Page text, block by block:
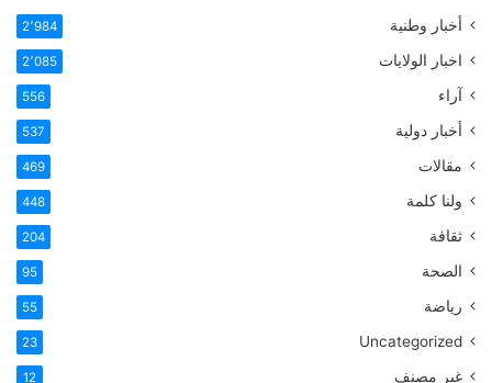
أخبار وطنية 2٬984
اخبار الولايات 2٬085
آراء 556
أخبار دولية 537
مقالات 469
ولنا كلمة 448
ثقافة 204
الصحة 95
رياضة 55
Uncategorized
23
غير مصنف 12